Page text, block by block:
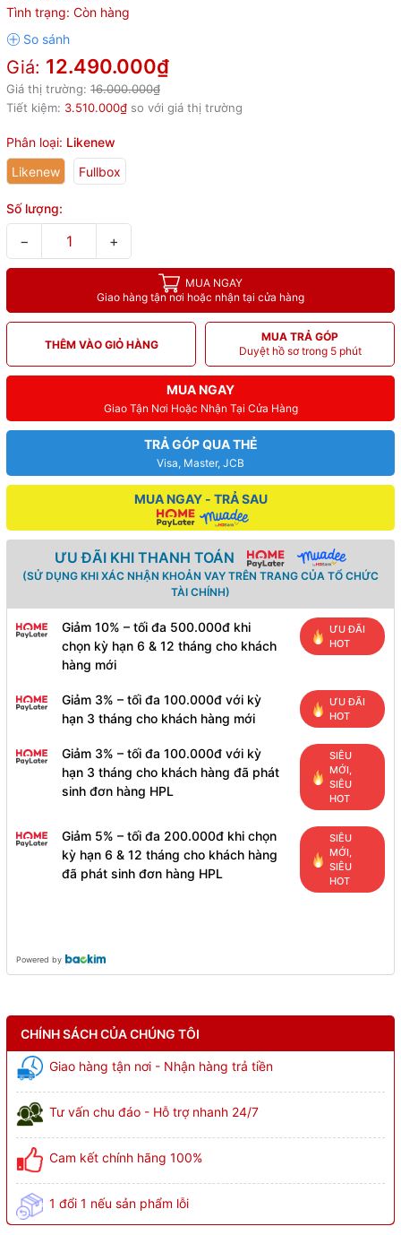
Tình trạng: Còn hàng
Giá: 12.490.000₫
Giá thị trường: 16.000.000₫
Tiết kiệm: 3.510.000₫ so với giá thị trường
Phân loại: Likenew
Likenew
Fullbox
Số lượng:
− +
MUA NGAY
Giao hàng tận nơi hoặc nhận tại cửa hàng
THÊM VÀO GIỎ HÀNG
MUA TRẢ GÓP
Duyệt hồ sơ trong 5 phút
MUA NGAY
Giao Tận Nơi Hoặc Nhận Tại Cửa Hàng
TRẢ GÓP QUA THẺ
Visa, Master, JCB
MUA NGAY - TRẢ SAU
ƯU ĐÃI KHI THANH TOÁN
(SỬ DỤNG KHI XÁC NHẬN KHOẢN VAY TRÊN TRANG CỦA TỔ CHỨC
TÀI CHÍNH)
Giảm 10% – tối đa 500.000đ khi
chọn kỳ hạn 6 & 12 tháng cho khách
hàng mới
ƯU ĐÃI
HOT
Giảm 3% – tối đa 100.000đ với kỳ
hạn 3 tháng cho khách hàng mới
ƯU ĐÃI
HOT
Giảm 3% – tối đa 100.000đ với kỳ
hạn 3 tháng cho khách hàng đã phát
sinh đơn hàng HPL
SIÊU
MỚI,
SIÊU
HOT
Giảm 5% – tối đa 200.000đ khi chọn
kỳ hạn 6 & 12 tháng cho khách hàng
đã phát sinh đơn hàng HPL
SIÊU
MỚI,
SIÊU
HOT
Powered by
CHÍNH SÁCH CỦA CHÚNG TÔI
Giao hàng tận nơi - Nhận hàng trả tiền
Tư vấn chu đáo - Hỗ trợ nhanh 24/7
Cam kết chính hãng 100%
1 đổi 1 nếu sản phẩm lỗi